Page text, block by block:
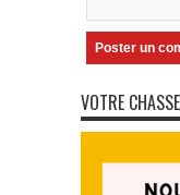
VOTRE